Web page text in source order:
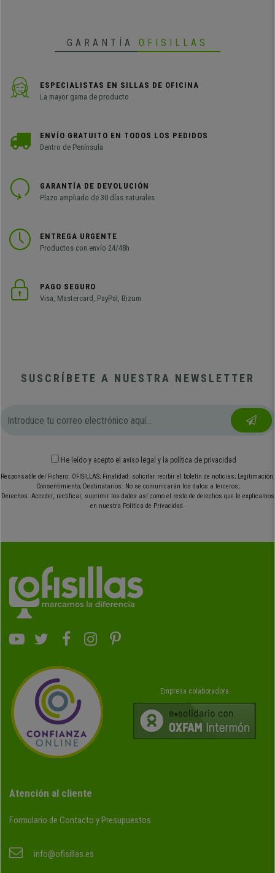
GARANTÍA OFISILLAS
ESPECIALISTAS EN SILLAS DE OFICINA
La mayor gama de producto
ENVÍO GRATUITO EN TODOS LOS PEDIDOS
Dentro de Península
GARANTÍA DE DEVOLUCIÓN
Plazo ampliado de 30 días naturales
ENTREGA URGENTE
Productos con envío 24/48h
PAGO SEGURO
Visa, Mastercard, PayPal, Bizum
SUSCRÍBETE A NUESTRA NEWSLETTER
He leído y acepto el aviso legal y la política de privacidad
Responsable del Fichero: OFISILLAS; Finalidad: solicitar recibir el boletín de noticias; Legitimación:
Consentimiento; Destinatarios: No se comunicarán los datos a terceros;
Derechos: Acceder, rectificar, suprimir los datos así como el resto de derechos que le explicamos
en nuestra Política de Privacidad.
Empresa colaboradora
Atención al cliente
Formulario de Contacto y Presupuestos
info@ofisillas.es